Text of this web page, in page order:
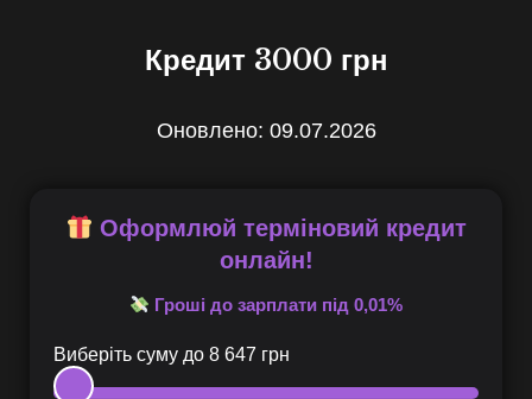
Кредит 3000 грн
Оновлено: 09.07.2026
Оформлюй терміновий кредит
онлайн!
Гроші до зарплати під 0,01%
Виберіть суму до 8 647 грн